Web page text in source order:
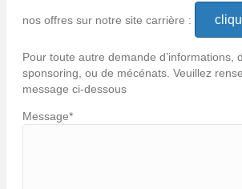
nos offres sur notre site carrière :
Pour toute autre demande d’informations,
sponsoring, ou de mécénats. Veuillez
message ci-dessous
Message*